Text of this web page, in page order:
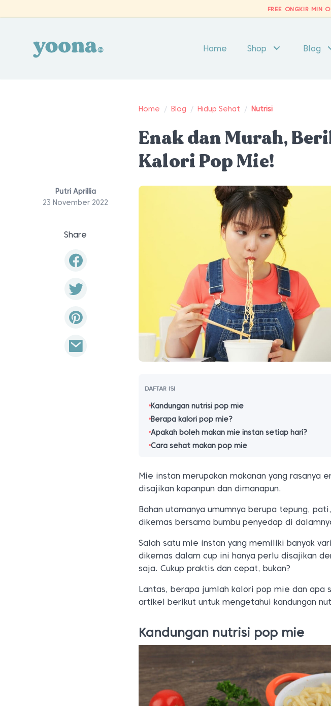
FREE ONGKIR MIN
Home Shop Blog
Home / Blog / Hidup Sehat / Nutrisi
Enak dan Murah,
Kalori Pop Mie!
Putri Aprillia
23 November 2022
Share
DAFTAR ISI
Kandungan nutrisi pop mie
Berapa kalori pop mie?
Apakah boleh makan mie instan setiap hari?
Cara sehat makan pop mie
Mie instan merupakan makanan yang rasanya
disajikan kapanpun dan dimanapun.
Bahan utamanya umumnya berupa tepung,
dikemas bersama bumbu penyedap di
Salah satu mie instan yang memiliki banyak
dikemas dalam cup ini hanya perlu disajikan
saja. Cukup praktis dan cepat, bukan?
Lantas, berapa jumlah kalori pop mie dan apa
artikel berikut untuk mengetahui kandungan
Kandungan nutrisi pop mie